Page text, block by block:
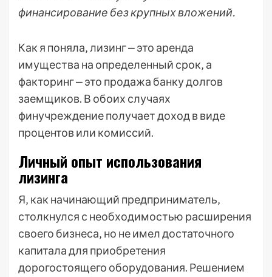
финансирование без крупных вложений.
Как я поняла‚ лизинг ⎼ это аренда
имущества на определенный срок‚ а
факторинг ⎼ это продажа банку долгов
заемщиков. В обоих случаях
финучреждение получает доход в виде
процентов или комиссий.
Личный опыт использования
лизинга
Я‚ как начинающий предприниматель‚
столкнулся с необходимостью расширения
своего бизнеса‚ но не имел достаточного
капитала для приобретения
дорогостоящего оборудования. Решением